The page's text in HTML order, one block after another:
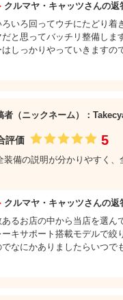
クルマヤ・キャッツさんの返
ろいろ回ってウチにたどり着
だと思ってバッチリ整備しま
はしっかりやっていきますの
者（ニックネーム）：
評価 5
装備の説明が分かりやすく
クルマヤ・キャッツさんの返
あるお店の中から当店を選
ーキサポート搭載モデルで絞
でなにかありましたらいつで